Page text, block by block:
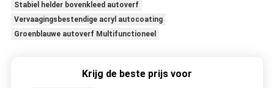
Stabiel helder bovenkleed autoverf
Vervaagingsbestendige acryl autocoating
Groenblauwe autoverf Multifunctioneel
Krijg de beste prijs voor